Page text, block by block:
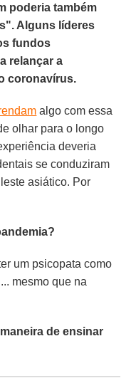
poderia também
Alguns líderes
fundos
relançar a
coronavírus.
algo com essa
olhar para o longo
deveria
se conduziram
asiático. Por
um psicopata como
... mesmo que na
de ensinar